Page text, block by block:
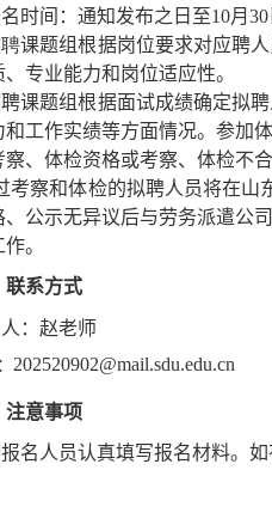
时间：通知发布之日至10月 30
课题组根据岗位要求对应聘
专业能力和岗位适应性。
课题组根据面试成绩确定拟
和工作实绩等方面情况。参加
察、体检资格或考察、体检不
考察和体检的拟聘人员将在山
、公示无异议后与劳务派遣公
。
联系方式
：赵老师
202520902@mail.sdu.edu.cn
注意事项
名人员认真填写报名材料。